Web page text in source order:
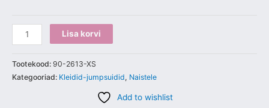
Lisa korvi
Tootekood: 90-2613-XS
Kategooriad: Kleidid-jumpsuidid, Naistele
Add to wishlist